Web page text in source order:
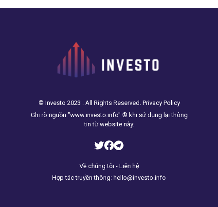
© Investo 2023 . All Rights Reserved. Privacy Policy
Ghi rõ nguồn "www.investo.info" ® khi sử dụng lại thông
tin từ website này.
Về chúng tôi - Liên hệ
Hợp tác truyền thông: hello@investo.info